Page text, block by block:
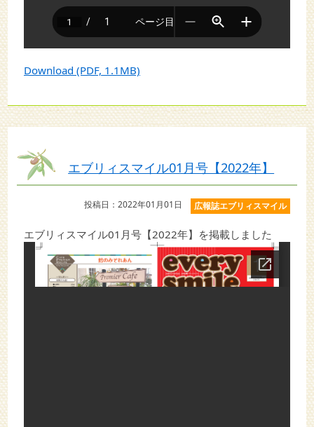
Download (PDF, 1.1MB)
エブリィスマイル01月号【2022年】
広報誌エブリィスマイル
投稿日：2022年01月01日
エブリィスマイル01月号【2022年】を掲載しました